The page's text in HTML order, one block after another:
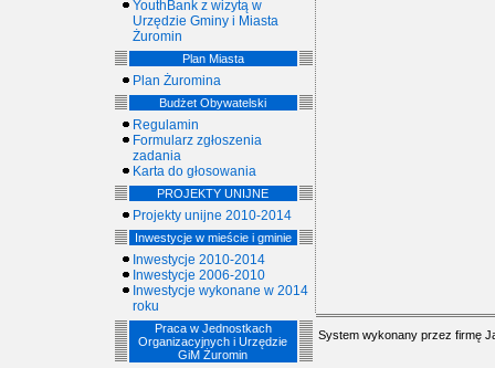
YouthBank z wizytą w
Urzędzie Gminy i Miasta
Żuromin
Plan Miasta
Plan Żuromina
Budżet Obywatelski
Regulamin
Formularz zgłoszenia
zadania
Karta do głosowania
PROJEKTY UNIJNE
Projekty unijne 2010-2014
Inwestycje w mieście i gminie
Inwestycje 2010-2014
Inwestycje 2006-2010
Inwestycje wykonane w 2014
roku
Praca w Jednostkach
Organizacyjnych i Urzędzie
GiM Żuromin
System wykonany przez firmę